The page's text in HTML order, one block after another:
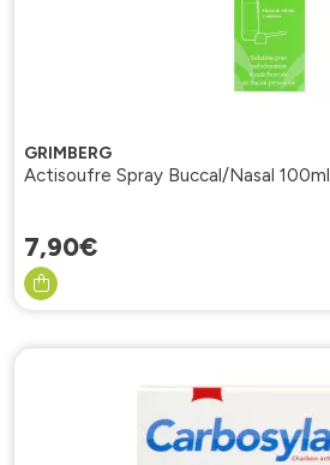
GRIMBERG
Actisoufre Spray Buccal/Nasal 100ml
7,90€